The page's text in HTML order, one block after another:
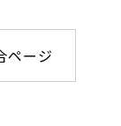
ページ